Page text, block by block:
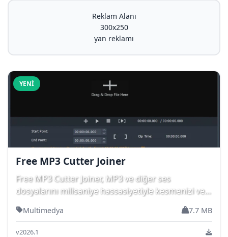
YENI
Free MP3 Cutter Joiner
Free MP3 Cutter Joiner, MP3 ve diğer ses
dosyalarını milisaniye hassasiyetiyle kesmenizi ve
Multimedya 7.7 MB
v2026.1
Reklam Alanı
300x250
yan reklamı